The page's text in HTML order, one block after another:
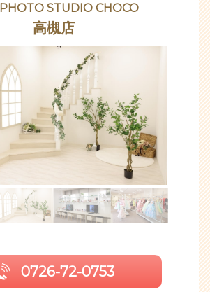
STUDIO CHOCO
高槻店
0726-72-0753